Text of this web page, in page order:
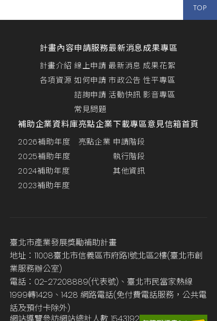
TOP
計畫內容
計畫介紹
各項資源
申請服務
線上申請
如何申請
諮詢申請
常見問題
最新消息
最新消息
市政公告
活動快訊
成果專區
成果花絮
性平專區
影音專區
補助企業資料庫
2026補助年度
2025補助年度
2024補助年度
2023補助年度
亮點企業
亮點企業
下載專區
申請階段
執行階段
其他資訊
意見信箱首頁
臺北市產業發展獎勵補助計畫
地址：11008臺北市信義區市府路1號北區2樓(臺北市創
業服務辦公室)
電話：02-27208889(代表號)、臺北市民當家熱線
1999轉1429、1428 網路電話(免付費電話服務，公共電
話及預付卡除外)
網站導覽參訪網站總計人數 1543192